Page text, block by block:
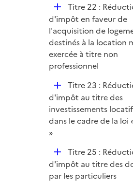
D
é
p
l
i
e
Titre 22 :
d'impôt en faveur de
l'acquisition de
destinés à la location
exercée à titre non
professionnel
D
é
p
l
Titre 23 :
d'impôt au titre des
investissements
dans le cadre de la loi
»
D
é
p
Titre 25 :
d'impôt au titre des
par les particuliers